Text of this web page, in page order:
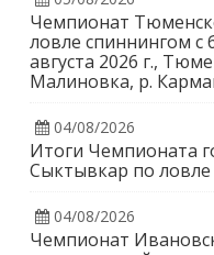
Чемпионат
ловле спиннингом с
августа 2026 г.,
Малиновка, р.
04/08/2026
Итоги Чемпионата
Сыктывкар по
04/08/2026
Чемпионат